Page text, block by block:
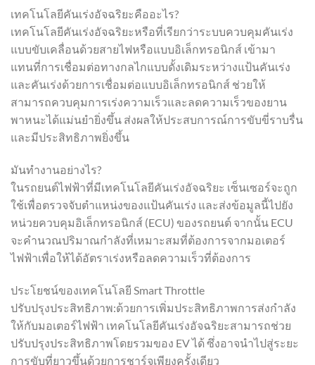
เทคโนโลยีคันเร่งอัจฉริยะคืออะไร?
เทคโนโลยีคันเร่งอัจฉริยะหรือที่เรียกว่าระบบควบคุมคันเร่ง
แบบขับเคลื่อนด้วยสายไฟหรือแบบอิเล็กทรอนิกส์ เข้ามา
แทนที่การเชื่อมต่อทางกลไกแบบดั้งเดิมระหว่างแป้นคันเร่ง
และคันเร่งด้วยการเชื่อมต่อแบบอิเล็กทรอนิกส์ ช่วยให้
สามารถควบคุมการเร่งความเร็วและลดความเร็วของยาน
พาหนะได้แม่นยำยิ่งขึ้น ส่งผลให้ประสบการณ์การขับขี่ราบรื่น
และมีประสิทธิภาพยิ่งขึ้น
มันทำงานอย่างไร?
ในรถยนต์ไฟฟ้าที่มีเทคโนโลยีคันเร่งอัจฉริยะ เซ็นเซอร์จะถูก
ใช้เพื่อตรวจจับตำแหน่งของแป้นคันเร่ง และส่งข้อมูลนี้ไปยัง
หน่วยควบคุมอิเล็กทรอนิกส์ (ECU) ของรถยนต์ จากนั้น ECU
จะคำนวณปริมาณกำลังที่เหมาะสมที่ต้องการจากมอเตอร์
ไฟฟ้าเพื่อให้ได้อัตราเร่งหรือลดความเร็วที่ต้องการ
ประโยชน์ของเทคโนโลยี Smart Throttle
ปรับปรุงประสิทธิภาพ:ด้วยการเพิ่มประสิทธิภาพการส่งกำลัง
ให้กับมอเตอร์ไฟฟ้า เทคโนโลยีคันเร่งอัจฉริยะสามารถช่วย
ปรับปรุงประสิทธิภาพโดยรวมของ EV ได้ ซึ่งอาจนำไปสู่ระยะ
การขับที่ยาวขึ้นด้วยการชาร์จเพียงครั้งเดียว